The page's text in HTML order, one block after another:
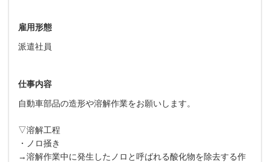
雇用形態
派遣社員
仕事内容
自動車部品の造形や溶解作業をお願いします。
▽溶解工程
・ノロ掻き
→溶解作業中に発生したノロと呼ばれる酸化物を除去する作